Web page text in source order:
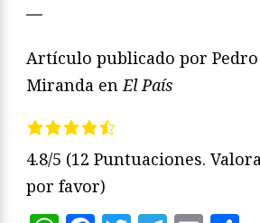
—
Artículo publicado por
Miranda en El País
4.8/5 (12 Puntuaciones.
por favor)